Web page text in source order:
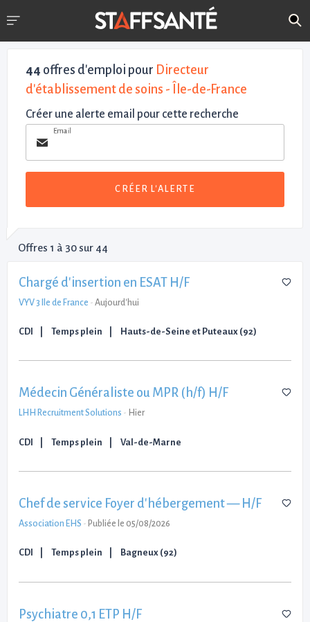
44 offres d'emploi pour Directeur
d'établissement de soins - Île-de-France
Créer une alerte email pour cette recherche
Email
CRÉER L'ALERTE
Offres 1 à 30 sur 44
Chargé d'insertion en ESAT H/F
VYV 3 Ile de France - Aujourd'hui
CDI Temps plein Hauts-de-Seine et Puteaux (92)
Médecin Généraliste ou MPR (h/f) H/F
LHH Recruitment Solutions - Hier
CDI Temps plein Val-de-Marne
Chef de service Foyer d'hébergement — H/F
Association EHS - Publiée le 05/08/2026
CDI Temps plein Bagneux (92)
Psychiatre 0,1 ETP H/F